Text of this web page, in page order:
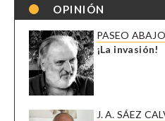
OPINIÓN
PASEO
¡La invasión!
J. A. SÁEZ